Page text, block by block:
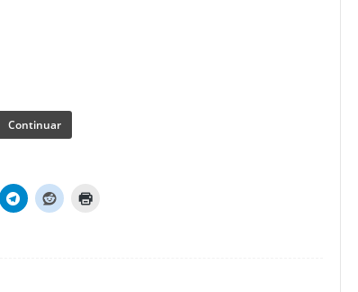
Continuar